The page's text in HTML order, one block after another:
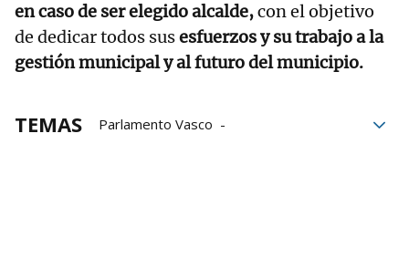
en caso de ser elegido alcalde,con el objetivo
de dedicar todos susesfuerzos y su trabajo a la
gestión municipal y al futuro del municipio.
TEMAS
Parlamento Vasco